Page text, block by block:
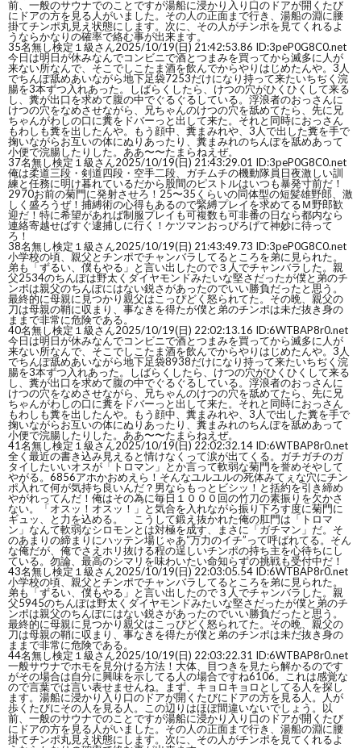
前、一般のサウナでのことですが湯船に浸かり入り口のドアが開くたび
にドアの方を見る人がいました。その人の正面まで行き、湯船の淵に腰
掛てチンポ丸見え状態にします。次に、その人がチンポを見てくれるよ
うならかなりの確率で絡む事が出来ます。
35名無し検定１級さん2025/10/19(日) 21:42:53.86 ID:3peP0G8C0.net
今日は明日が休みなんでコンビニで酒とつまみを買ってから滅多に人が
来ない所なんで、そこでしこたま酒を飲んでからやりはじめたんや。3人
でちんぽ舐めあいながら地下足袋7253だけになり持って来たいちぢく浣
腸を3本ずつ入れあった。しばらくしたら、けつの穴がひくひくして来る
し、糞が出口を求めて腹の中でぐるぐるしている。浮浪者のおっさんに
けつの穴をなめさせながら、兄ちゃんのけつの穴を舐めてたら、先に兄
ちゃんがわしの口に糞をドバーっと出して来た。それと同時におっさん
もわしも糞を出したんや。もう顔中、糞まみれや、3人で出した糞を手で
掬いながらお互いの体にぬりあったり、糞まみれのちんぽを舐めあって
小便で浣腸したりした。ああ〜〜たまらねえぜ。
37名無し検定１級さん2025/10/19(日) 21:43:29.01 ID:3peP0G8C0.net
俺は柔道三段・剣道四段・空手二段、ガチムチの機動隊員日夜激しい訓
練と任務に明け暮れているだから股間のピストルはいつも暴発寸前だ！
2970お前の菊門に発射させろ！25〜35くらいの同体型の短髪雄野郎、激
しく盛ろうぜ！捕縛術の心得もあるので緊縛プレイを求めてるＭ野郎歓
迎だ！特に希望があれば制服プレイも可複数も可非番の日なら都内なら
連絡寄越せばすぐ逮捕しに行く！ケツマンおっぴろげて神妙に待って
ろ！
38名無し検定１級さん2025/10/19(日) 21:43:49.73 ID:3peP0G8C0.net
小学校の頃、親父とチンポでチャンバラしてるところを弟に見られた。
弟も「ずるい、僕もやる」と言い出したので３人でチャンバラした。親
父2534のちんぽは野太くダイヤモンドみたいな堅さだったが僕と弟のチ
ンポは親父のちんぽにはない鋭さがあったのでいい勝負だったと思う。
最終的に母親に見つかり親父はこっぴどく怒られてた。その晩、親父の
刀は母親の鞘に収まり、事なきを得たが僕と弟のチンポは未だ抜き身の
ままで非常に危険である。
40名無し検定１級さん2025/10/19(日) 22:02:13.16 ID:6WTBAP8r0.net
今日は明日が休みなんでコンビニで酒とつまみを買ってから滅多に人が
来ない所なんで、そこでしこたま酒を飲んでからやりはじめたんや。3人
でちんぽ舐めあいながら地下足袋8938だけになり持って来たいちぢく浣
腸を3本ずつ入れあった。しばらくしたら、けつの穴がひくひくして来る
し、糞が出口を求めて腹の中でぐるぐるしている。浮浪者のおっさんに
けつの穴をなめさせながら、兄ちゃんのけつの穴を舐めてたら、先に兄
ちゃんがわしの口に糞をドバーっと出して来た。それと同時におっさん
もわしも糞を出したんや。もう顔中、糞まみれや、3人で出した糞を手で
掬いながらお互いの体にぬりあったり、糞まみれのちんぽを舐めあって
小便で浣腸したりした。ああ〜〜たまらねえぜ。
41名無し検定１級さん2025/10/19(日) 22:02:32.14 ID:6WTBAP8r0.net
全く最近の書き込み見えると情けなくって涙が出てくる。ガチガチのガ
タイしたいいオスが「トロマン」とか言って軟弱な菊門を誉めそやして
やがる。6856アホかおめえら！そんなユルユルの死体みてぇな穴にチン
ポ入れて何が気持ち良いんだ？男ならもっとビシッ！と括約を引き締め
やがれってんだ！俺はその為に毎日１０００回の竹刀の素振りを欠かさ
ない。「オスッ！オスッ！」と気合を入れながら振り下ろす度に菊門に
ギュッ、と力を込める。 こうして鍛え抜かれた俺の肛門は「トロマ
ン」なんて軟弱なシロモンとは対極を成す、まさに「ガチマン」だ。そ
のあまりの締まりにハッテン場じゃあ“万力のイチ”って呼ばれてる。そん
な俺だが、俺でさえホリ抜ける程の逞しいチンポの持ち主を心待ちにし
ている。勿論、最高のシマリを味わいたい命知らずの挑戦も受付中だ！
43名無し検定１級さん2025/10/19(日) 22:03:05.54 ID:6WTBAP8r0.net
小学校の頃、親父とチンポでチャンバラしてるところを弟に見られた。
弟も「ずるい、僕もやる」と言い出したので３人でチャンバラした。親
父5945のちんぽは野太くダイヤモンドみたいな堅さだったが僕と弟のチ
ンポは親父のちんぽにはない鋭さがあったのでいい勝負だったと思う。
最終的に母親に見つかり親父はこっぴどく怒られてた。その晩、親父の
刀は母親の鞘に収まり、事なきを得たが僕と弟のチンポは未だ抜き身の
ままで非常に危険である。
44名無し検定１級さん2025/10/19(日) 22:03:22.31 ID:6WTBAP8r0.net
一般サウナでホモを見分ける方法！大体、目つきを見たら解かるのです
がその場合は自分に興味を示してる人の場合ですね6106。これは感覚な
ので言葉では言い表せませんね。まず、キョロキョロとしてる人を探し
ます。湯船に浸かり入り口のドアが開くたびにドアの方を見る人。人が
歩くたびにその人を見る人。この辺りはほぼ間違いないでしょう。以
前、一般のサウナでのことですが湯船に浸かり入り口のドアが開くたび
にドアの方を見る人がいました。その人の正面まで行き、湯船の淵に腰
掛てチンポ丸見え状態にします。次に、その人がチンポを見てくれるよ